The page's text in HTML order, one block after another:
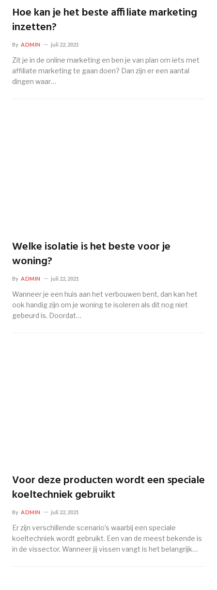
Hoe kan je het beste affiliate marketing
inzetten?
By ADMIN juli 22, 2021
Zit je in de online marketing en ben je van plan om iets met
affiliate marketing te gaan doen? Dan zijn er een aantal
dingen waar…
Welke isolatie is het beste voor je
woning?
By ADMIN juli 22, 2021
Wanneer je een huis aan het verbouwen bent, dan kan het
ook handig zijn om je woning te isoleren als dit nog niet
gebeurd is. Doordat…
Voor deze producten wordt een speciale
koeltechniek gebruikt
By ADMIN juli 22, 2021
Er zijn verschillende scenario’s waarbij een speciale
koeltechniek wordt gebruikt. Een van de meest bekende is
in de vissector. Wanneer jij vissen vangt is het belangrijk…